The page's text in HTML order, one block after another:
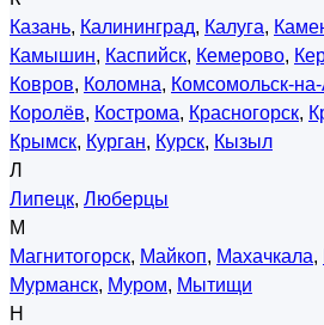
Казань, Калининград, Калуга,
Камышин, Каспийск, Кемерово,
Ковров, Коломна, Комсомольск-
Королёв, Кострома, Красногорск,
Крымск, Курган, Курск, Кызыл
Л
Липецк, Люберцы
М
Магнитогорск, Майкоп, Махачкала,
Мурманск, Муром, Мытищи
Н